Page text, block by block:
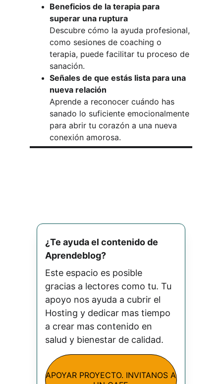
Beneficios de la terapia para
superar una ruptura
Descubre cómo la ayuda profesional,
como sesiones de coaching o
terapia, puede facilitar tu proceso de
sanación.
Señales de que estás lista para una
nueva relación
Aprende a reconocer cuándo has
sanado lo suficiente emocionalmente
para abrir tu corazón a una nueva
conexión amorosa.
¿Te ayuda el contenido de
Aprendeblog?
Este espacio es posible
gracias a lectores como tu. Tu
apoyo nos ayuda a cubrir el
Hosting y dedicar mas tiempo
a crear mas contenido en
salud y bienestar de calidad.
APOYAR PROYECTO. INVITANOS A